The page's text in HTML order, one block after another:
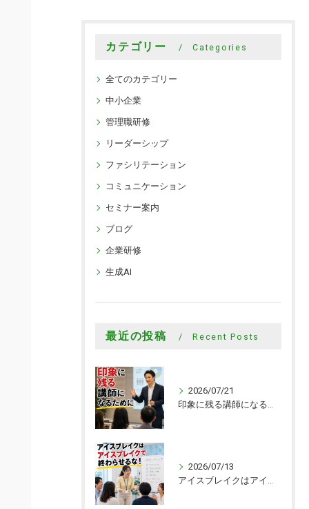
カテゴリー Categories
全てのカテゴリー
中小企業
管理職研修
リーダーシップ
ファシリテーション
コミュニケーション
セミナー案内
ブログ
企業研修
生成AI
最近の投稿 Recent Posts
2026/07/21
2026/07/13